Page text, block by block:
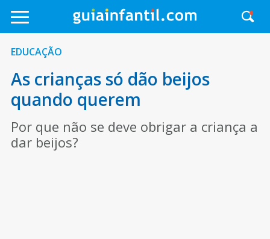
EDUCAÇÃO
As crianças só dão beijos
quando querem
Por que não se deve obrigar a criança a
dar beijos?